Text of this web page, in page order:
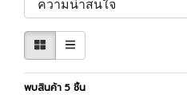
พบสินค้า 5 ชิ้น